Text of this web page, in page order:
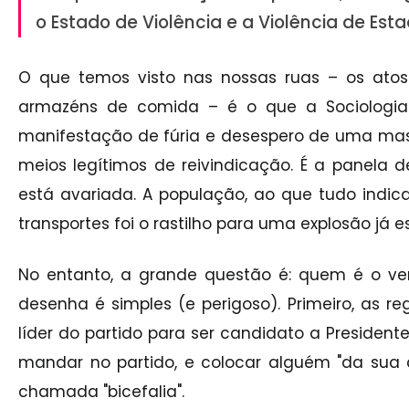
o Estado de Violência e a Violência de
O que temos visto nas nossas ruas – os
armazéns de comida – é o que a
manifestação de fúria e desespero de uma
meios legítimos de reivindicação. É a panela
está avariada. A população, ao que tudo
transportes foi o rastilho para uma explosão já
No entanto, a grande questão é: quem é o
desenha é simples (e perigoso). Primeiro, as
líder do partido para ser candidato a
mandar no partido, e colocar alguém "da
chamada "bicefalia".